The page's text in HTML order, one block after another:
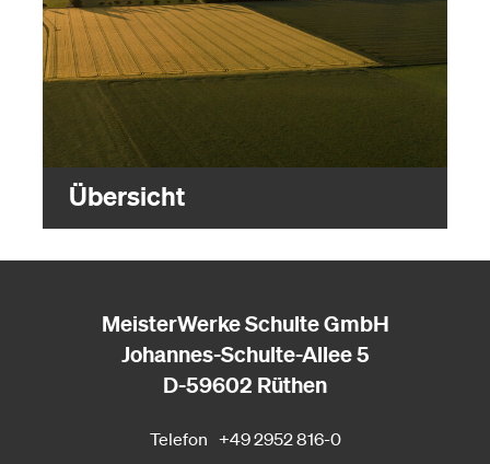
Übersicht
MeisterWerke Schulte GmbH
Johannes-Schulte-Allee 5
D-59602 Rüthen
Telefon +49 2952 816-0